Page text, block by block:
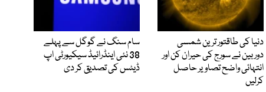
دنیا کی طاقتور ترین شمسی
دوربین نے سورج کی حیران کن اور
انتہائی واضح تصاویر حاصل
کرلیں
سام سنگ نے گوگل سے پہلے
38 نئی اینڈرائیڈ سیکیورٹی اپ
ڈیٹس کی تصدیق کر دی